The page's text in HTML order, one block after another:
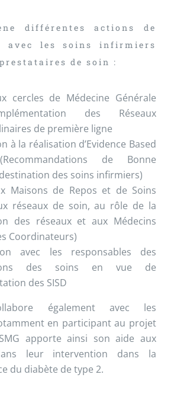
différentes actions de
avec les soins infirmiers
de soin :
cercles de Médecine Générale
des Réseaux
de première ligne
à la réalisation d’Evidence Based
de Bonne
des soins infirmiers)
Maisons de Repos et de Soins
réseaux de soin, au rôle de la
des réseaux et aux Médecins
Coordinateurs)
avec les responsables des
des soins en vue de
des SISD
également avec les
en participant au projet
apporte ainsi son aide aux
leur intervention dans la
du diabète de type 2.